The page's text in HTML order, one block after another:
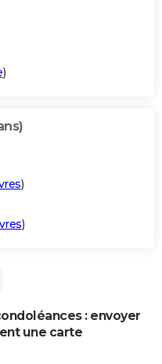
)
)
)
: envoyer
une carte